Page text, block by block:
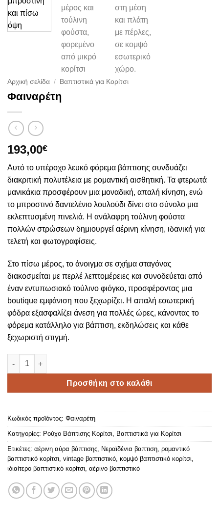
Αρχική σελίδα / Βαπτιστικά για Κορίτσι
Φαιναρέτη
193,00€
Αυτό το υπέροχο λευκό φόρεμα βάπτισης συνδυάζει
διακριτική πολυτέλεια με ρομαντική αισθητική. Τα φτερωτά
μανικάκια προσφέρουν μια μοναδική, απαλή κίνηση, ενώ
το μπροστινό δαντελένιο λουλούδι δίνει στο σύνολο μια
εκλεπτυσμένη πινελιά. Η ανάλαφρη τούλινη φούστα
πολλών στρώσεων δημιουργεί αέρινη κίνηση, ιδανική για
τελετή και φωτογραφίσεις.
Στο πίσω μέρος, το άνοιγμα σε σχήμα σταγόνας
διακοσμείται με περλέ λεπτομέρειες και συνοδεύεται από
έναν εντυπωσιακό τούλινο φιόγκο, προσφέροντας μια
boutique εμφάνιση που ξεχωρίζει. Η απαλή εσωτερική
φόδρα εξασφαλίζει άνεση για πολλές ώρες, κάνοντας το
φόρεμα κατάλληλο για βάπτιση, εκδηλώσεις και κάθε
ξεχωριστή στιγμή.
Φαιναρέτη ποσότητα
Προσθήκη στο καλάθι
Κωδικός προϊόντος: Φαιναρέτη
Κατηγορίες: Ρούχο Βάπτισης Κορίτσι Βαπτιστικά για Κορίτσι
Ετικέτες: αέρινη αύρα βάπτισης Νεραϊδένια βαπτιση ρομαντικό
βαπτιστικό κορίτσι vintage βαπτιστικό κομψό βαπτιστικό κορίτσι
ιδιαίτερο βαπτιστικό κορίτσι αέρινο βαπτιστικό